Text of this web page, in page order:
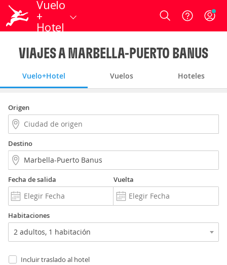
Vuelo
+
Hotel
Login
VIAJES A MARBELLA-PUERTO BANUS
Vuelo+Hotel Vuelos Hoteles
Origen
Destino
Fecha de salida Vuelta
Habitaciones
Incluir traslado al hotel